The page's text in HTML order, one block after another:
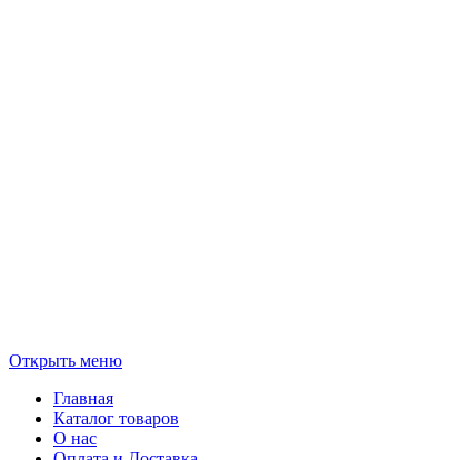
Открыть меню
Главная
Каталог товаров
О нас